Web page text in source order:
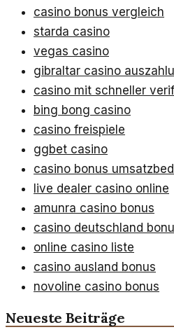
casino bonus vergleich
starda casino
vegas casino
gibraltar casino
casino mit schneller
bing bong casino
casino freispiele
ggbet casino
casino bonus
live dealer casino online
amunra casino bonus
casino deutschland
online casino liste
casino ausland bonus
novoline casino bonus
Neueste Beiträge